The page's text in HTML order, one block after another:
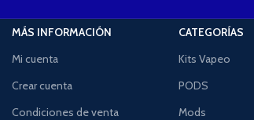
MÁS INFORMACIÓN
Mi cuenta
Crear cuenta
Condiciones de venta
CATEGORÍAS
Kits Vapeo
PODS
Mods